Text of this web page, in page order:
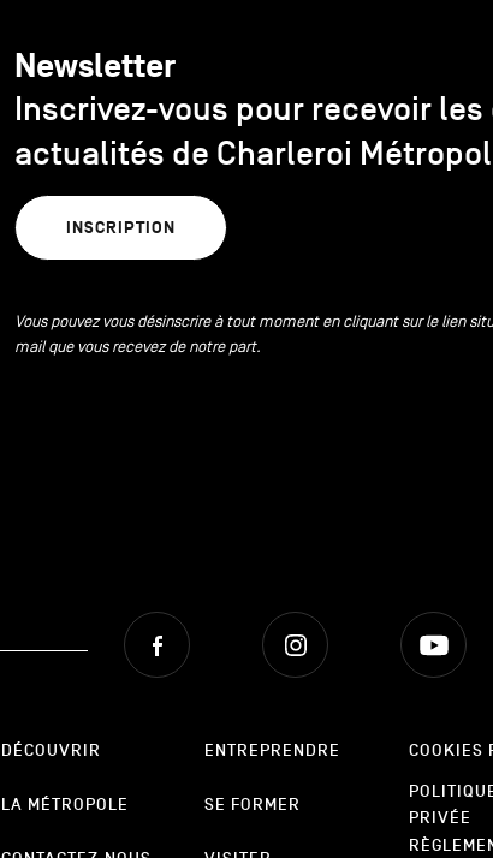
Newsletter
Inscrivez-vous pour recevoir
actualités de Charleroi
INSCRIPTION
Vous pouvez vous désinscrire à tout moment en cliquant sur le lien
mail que vous recevez de notre part.
Facebook Instagram
DÉCOUVRIR
LA MÉTROPOLE
ENTREPRENDRE
SE FORMER
COOKIES
PRIVÉE